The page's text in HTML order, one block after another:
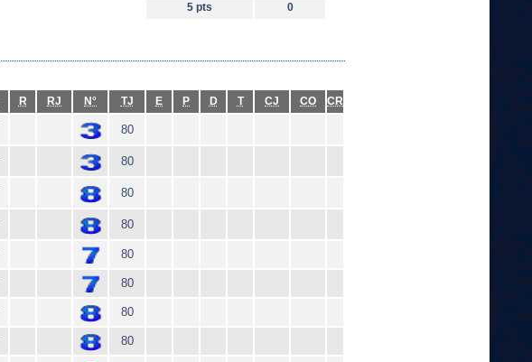
5 pts
0
R RJ N° TJ E P D T CJ CO CR
80
80
80
80
80
80
80
80